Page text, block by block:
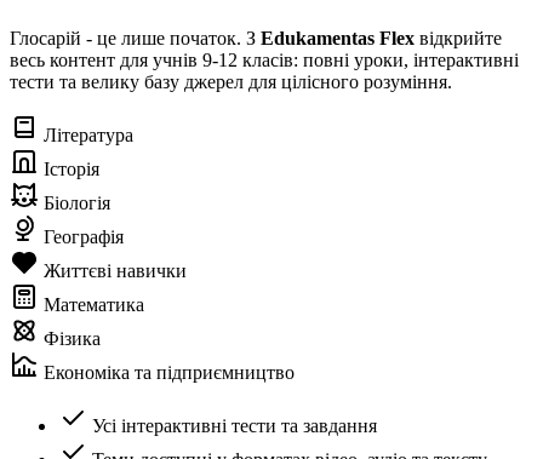
Глосарій - це лише початок. З Edukamentas Flex відкрийте
весь контент для учнів 9-12 класів: повні уроки, інтерактивні
тести та велику базу джерел для цілісного розуміння.
Література
Історія
Біологія
Географія
Життєві навички
Математика
Фізика
Економіка та підприємництво
Усі інтерактивні тести та завдання